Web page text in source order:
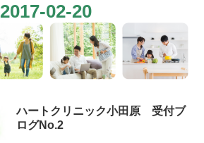
2017-02-20
ハートクリニック小田原 受付ブ
ログNo.2